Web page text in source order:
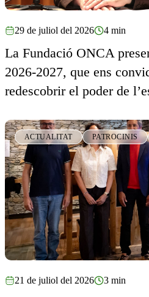
29 de juliol del 2026 4 min
La Fundació ONCA
2026-2027, que ens
redescobrir el poder de
ACTUALITAT PATROCINIS
21 de juliol del 2026 3 min